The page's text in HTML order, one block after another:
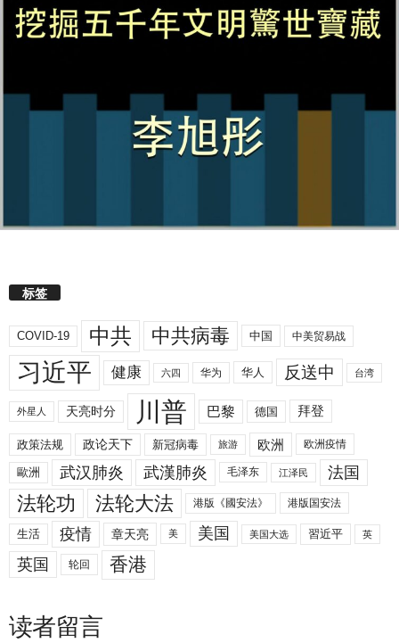
标签
COVID-19 中共 中共病毒 中国 中美贸易战
习近平 健康 六四 华为 华人 反送中 台湾
外星人 天亮时分 川普 巴黎 德国 拜登
政策法规 政论天下 新冠病毒 旅游 欧洲 欧洲疫情
歐洲 武汉肺炎 武漢肺炎 毛泽东 江泽民 法国
法轮功 法轮大法 港版《國安法》 港版国安法
生活 疫情 章天亮 美 美国 美国大选 習近平 英
英国 轮回 香港
读者留言